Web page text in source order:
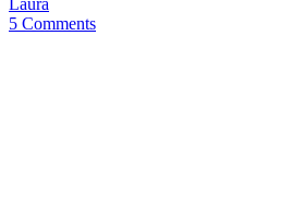
5 Comments